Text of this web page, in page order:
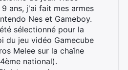
ans, j'ai fait mes armes
Nes et Gameboy.
sélectionné pour la
du jeu vidéo Gamecube
Melee sur la chaîne
national).